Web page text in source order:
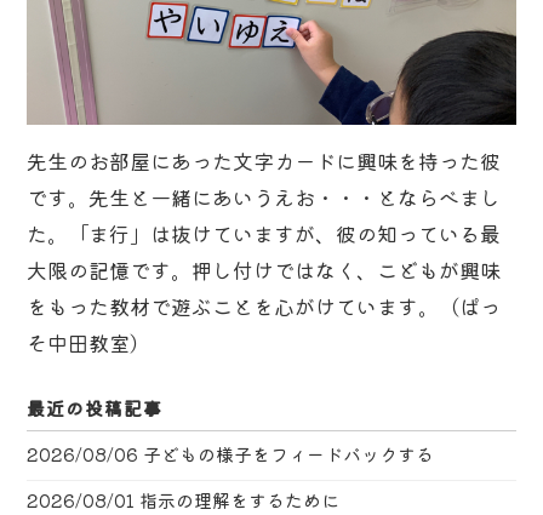
先生のお部屋にあった文字カードに興味を持った彼
です。先生と一緒にあいうえお・・・とならべまし
た。「ま行」は抜けていますが、彼の知っている最
大限の記憶です。押し付けではなく、こどもが興味
をもった教材で遊ぶことを心がけています。（ぱっ
そ中田教室）
最近の投稿記事
2026/08/06 子どもの様子をフィードバックする
2026/08/01 指示の理解をするために